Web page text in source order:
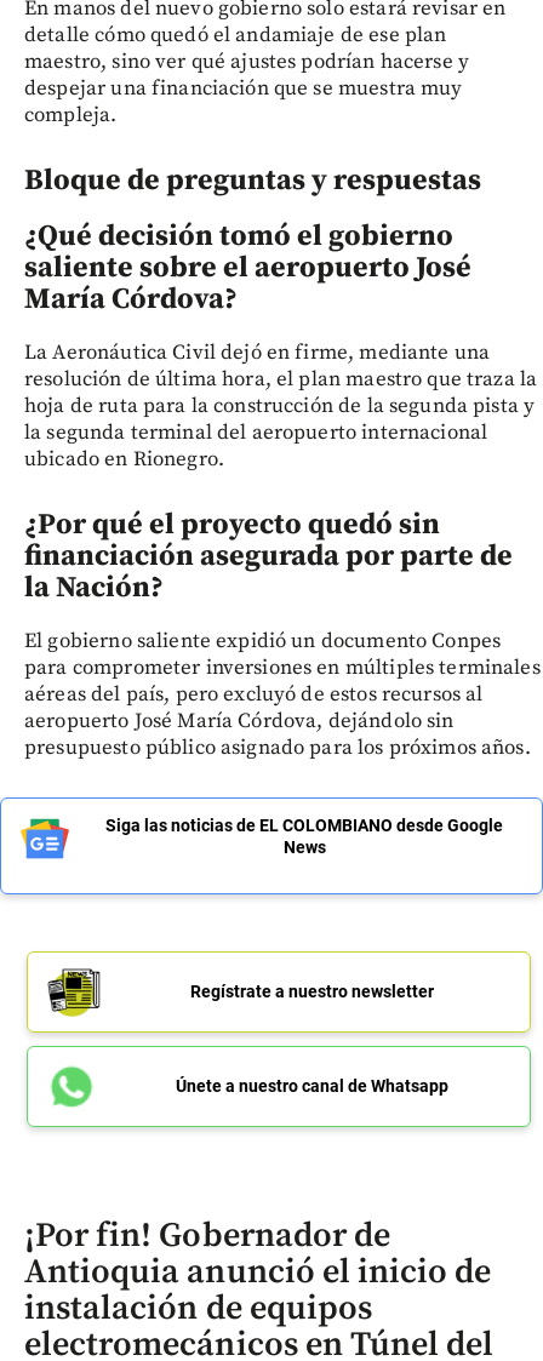
En manos del nuevo gobierno solo estará revisar en
detalle cómo quedó el andamiaje de ese plan
maestro, sino ver qué ajustes podrían hacerse y
despejar una financiación que se muestra muy
compleja.
Bloque de preguntas y respuestas
¿Qué decisión tomó el gobierno
saliente sobre el aeropuerto José
María Córdova?
La Aeronáutica Civil dejó en firme, mediante una
resolución de última hora, el plan maestro que traza la
hoja de ruta para la construcción de la segunda pista y
la segunda terminal del aeropuerto internacional
ubicado en Rionegro.
¿Por qué el proyecto quedó sin
financiación asegurada por parte de
la Nación?
El gobierno saliente expidió un documento Conpes
para comprometer inversiones en múltiples terminales
aéreas del país, pero excluyó de estos recursos al
aeropuerto José María Córdova, dejándolo sin
presupuesto público asignado para los próximos años.
Siga las noticias de EL COLOMBIANO desde Google
News
Regístrate a nuestro newsletter
Únete a nuestro canal de Whatsapp
¡Por fin! Gobernador de
Antioquia anunció el inicio de
instalación de equipos
electromecánicos en Túnel del